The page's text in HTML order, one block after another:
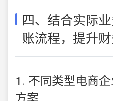
四、结合实际
账流程，提升
1. 不同类型电商
方案